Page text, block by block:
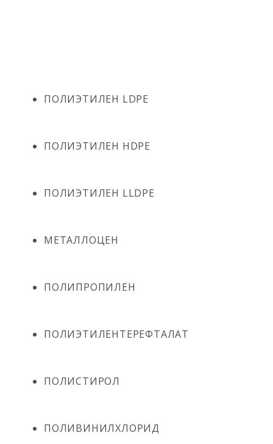
ПОЛИЭТИЛЕН LDPE
ПОЛИЭТИЛЕН HDPE
ПОЛИЭТИЛЕН LLDPE
МЕТАЛЛОЦЕН
ПОЛИПРОПИЛЕН
ПОЛИЭТИЛЕНТЕРЕФТАЛАТ
ПОЛИСТИРОЛ
ПОЛИВИНИЛХЛОРИД